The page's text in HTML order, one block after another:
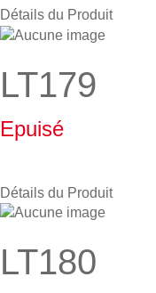
Détails du Produit
LT179
Epuisé
Détails du Produit
LT180